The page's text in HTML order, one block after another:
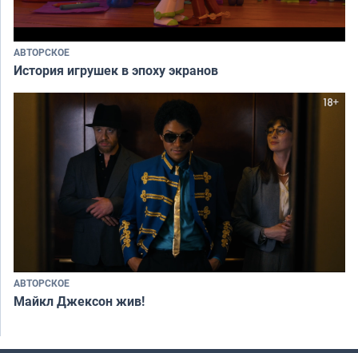
АВТОРСКОЕ
История игрушек в эпоху экранов
АВТОРСКОЕ
Майкл Джексон жив!